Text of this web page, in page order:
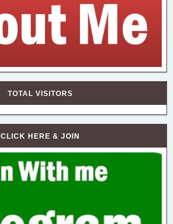
TOTAL VISITORS
CLICK HERE & JOIN